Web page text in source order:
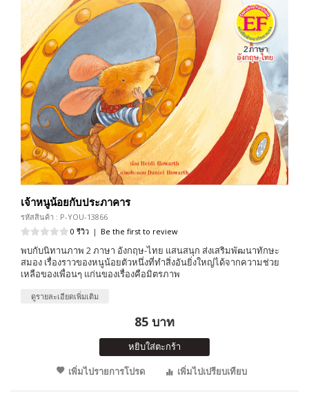
เจ้าหนูน้อยกับประภาคาร
รหัสสินค้า : P-YOU-13866
0 รีวิว | Be the first to review
พบกับนิทานภาพ 2 ภาษา อังกฤษ-ไทย แสนสนุก ส่งเสริมพัฒนาทักษะ
สมอง เรื่องราวของหนูน้อยตัวหนึ่งที่ทำสิ่งอันยิ่งใหญ่ได้จากความช่วย
เหลือของเพื่อนๆ แก่นของเรื่องคือมิตรภาพ
ดูรายละเอียดเพิ่มเติม
85 บาท
หยิบใส่ตะกร้า
เพิ่มไปรายการโปรด
เพิ่มไปเปรียบเทียบ